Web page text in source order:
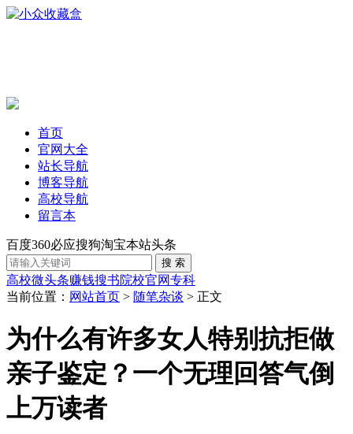
首页
官网大全
站长导航
博客导航
高校导航
留言本
百度360必应搜狗淘宝本站头条
高校微头条赚钱搜书院校官网专科
当前位置： 网站首页 > 随笔杂谈 > 正文
为什么有许多女人特别抗拒做
亲子鉴定？一个无理回答气倒
上万读者